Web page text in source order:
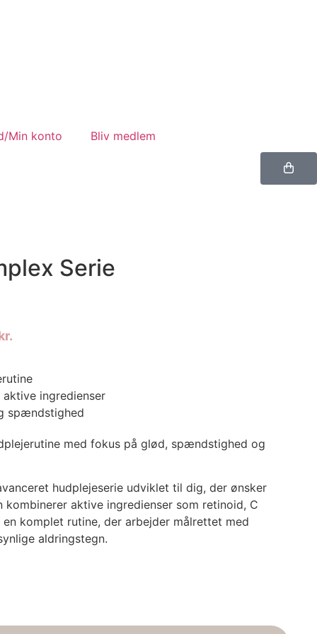
Min konto Bliv medlem
Serie
ingredienser
spændstighed
med fokus på glød, spændstighed og
hudplejeserie udviklet til dig, der ønsker
kombinerer aktive ingredienser som retinoid, C
komplet rutine, der arbejder målrettet med
aldringstegn.